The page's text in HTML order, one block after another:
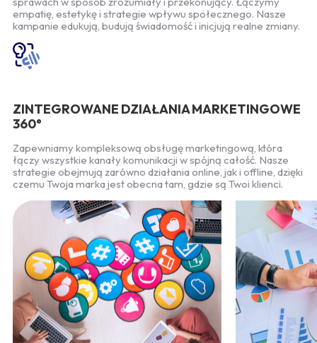
empatię, estetykę i strategie wpływu społecznego. Nasze
kampanie edukują, budują świadomość i inicjują realne zmiany.
ZINTEGROWANE DZIAŁANIA MARKETINGOWE
360°
Zapewniamy kompleksową obsługę marketingową, która
łączy wszystkie kanały komunikacji w spójną całość. Nasze
strategie obejmują zarówno działania online, jak i offline, dzięki
czemu Twoja marka jest obecna tam, gdzie są Twoi klienci.